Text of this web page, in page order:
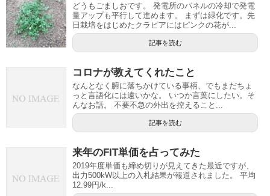
どうもごましおです。 発電所のパネルの冷却で発電
量アップも平行して進めます。 まずは緑化です。先
日栽培をはじめたクラピアにはピンクの花が...
記事を読む
コロナが教えてくれたこと
なんとなく腑に落ちかけている事柄、でもまだちょ
っと言語化には遠いかな。 いつか言葉にしたい。そ
んなお話。 不要不急の外出を控えること...
記事を読む
来年のFIT単価を占ってみた
2019年度単価も締め切りが見えてきた最近ですが、
出力500kW以上の入札結果が報道されました。 平均
12.99円/k...